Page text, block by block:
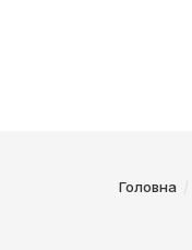
Головна